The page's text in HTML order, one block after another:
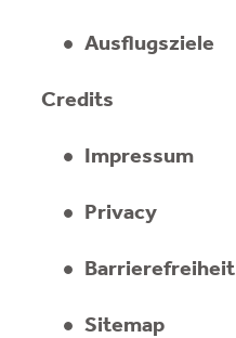
Ausflugsziele
Credits
Impressum
Privacy
Barrierefreiheit
Sitemap